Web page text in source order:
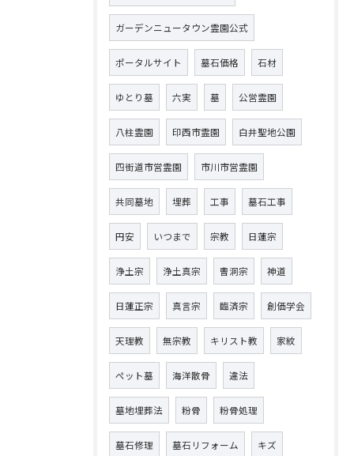
ガーデンニュータウン霊園公式
ポータルサイト 墓石価格 石材
ゆとり墓 六実 墓 公営霊園
八柱霊園 印西市霊園 白井聖地公園
四街道市営霊園 市川市営霊園
共同墓地 埋葬 工事 墓石工事
円安 いつまで 宗教 日蓮宗
浄土宗 浄土真宗 曹洞宗 神道
日蓮正宗 真言宗 臨済宗 創価学会
天理教 無宗教 キリスト教 家紋
ペット墓 海洋散骨 違法
墓地埋葬法 粉骨 粉骨処理
墓石修理 墓石リフォーム キズ